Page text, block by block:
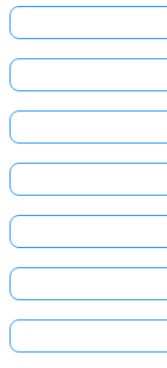
अभी
कोई
नहीं
अपना
पहला
प्रश्न
पूछें